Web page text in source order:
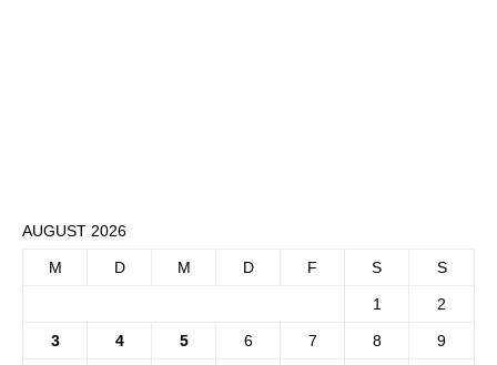
AUGUST 2026
M D M D F S S
1 2
3 4 5 6 7 8 9